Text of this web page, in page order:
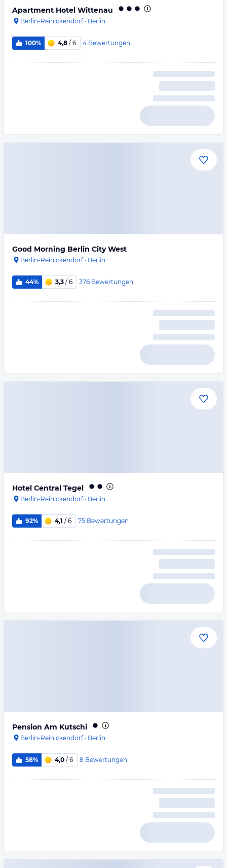
Apartment Hotel Wittenau
Berlin-Reinickendorf· Berlin
100% 4,8 / 6 4 Bewertungen
Good Morning Berlin City West
Berlin-Reinickendorf· Berlin
44% 3,3 / 6 376 Bewertungen
Hotel Central Tegel
Berlin-Reinickendorf· Berlin
92% 4,1 / 6 75 Bewertungen
Pension Am Kutschi
Berlin-Reinickendorf· Berlin
58% 4,0 / 6 8 Bewertungen